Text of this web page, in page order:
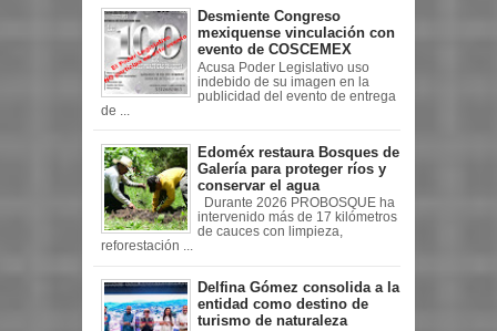
Desmiente Congreso
mexiquense vinculación con
evento de COSCEMEX
Acusa Poder Legislativo uso
indebido de su imagen en la
publicidad del evento de entrega
de ...
Edoméx restaura Bosques de
Galería para proteger ríos y
conservar el agua
Durante 2026 PROBOSQUE ha
intervenido más de 17 kilómetros
de cauces con limpieza,
reforestación ...
Delfina Gómez consolida a la
entidad como destino de
turismo de naturaleza